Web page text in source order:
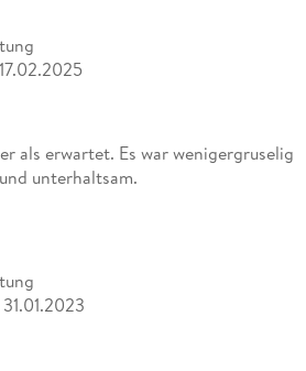
17.02.2025
als erwartet. Es war wenigergruselig
unterhaltsam.
31.01.2023